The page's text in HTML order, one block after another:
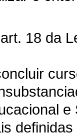
18 da